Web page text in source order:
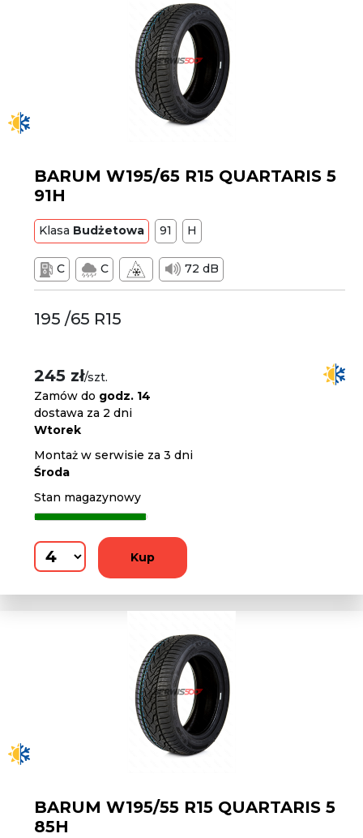
BARUM W195/65 R15 QUARTARIS 5
91H
Klasa Budżetowa 91 H
C C 72 dB
195 /65 R15
245 zł/szt.
Zamów do godz. 14
dostawa za 2 dni
Wtorek
Montaż w serwisie za 3 dni
Środa
Stan magazynowy
Kup
BARUM W195/55 R15 QUARTARIS 5
85H